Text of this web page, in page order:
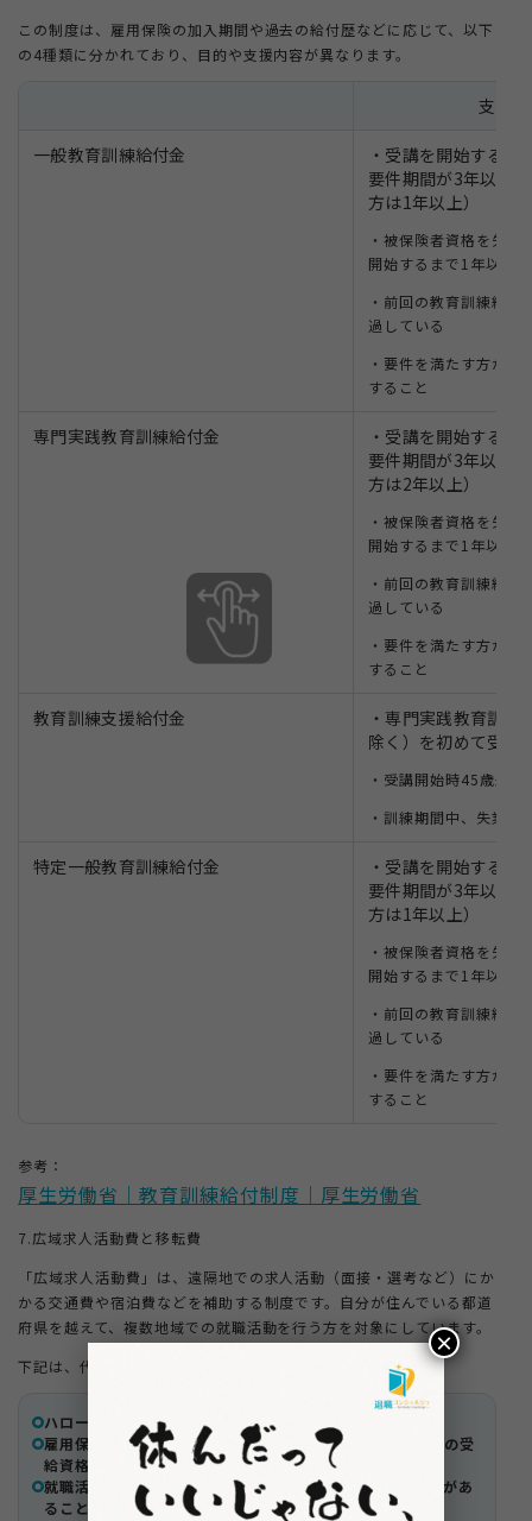
この制度は、雇用保険の加入期間や過去の給付歴などに応じて、以下
の4種類に分かれており、目的や支援内容が異なります。
支給
一般教育訓練給付金
・受講を開始すると
要件期間が3年以上
方は1年以上）
・被保険者資格を失く
開始するまで1年以内
・前回の教育訓練給付
過している
・要件を満たす方が対
すること
専門実践教育訓練給付金
・受講を開始すると
要件期間が3年以上
方は2年以上）
・被保険者資格を失く
開始するまで1年以内
・前回の教育訓練給付
過している
・要件を満たす方が対
すること
教育訓練支援給付金
・専門実践教育訓練
除く）を初めて受講
・受講開始時45歳未満
・訓練期間中、失業状
特定一般教育訓練給付金
・受講を開始すると
要件期間が3年以上
方は1年以上）
・被保険者資格を失く
開始するまで1年以内
・前回の教育訓練給付
過している
・要件を満たす方が対
すること
参考：
厚生労働省｜教育訓練給付制度｜厚生労働省
7.広域求人活動費と移転費
「広域求人活動費」は、遠隔地での求人活動（面接・選考など）にか
かる交通費や宿泊費などを補助する制度です。自分が住んでいる都道
府県を越えて、複数地域での就職活動を行う方を対象にしています。
下記は、代表的な受給条件です。
ハローワークに求職の申込みをしていること
雇用保険の基本手当の受給資格者であること（または一定の受
給資格者）
就職活動の一環として、都道府県をまたいで移動する必要があ
ること
×